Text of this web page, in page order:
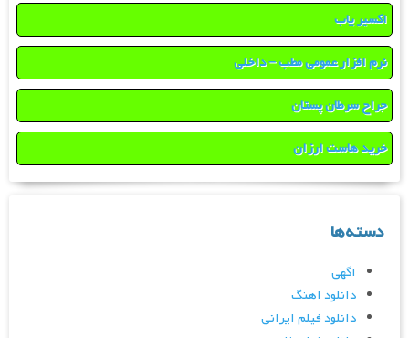
اکسیر یاب
نرم افزار عمومی مطب – داخلی
جراح سرطان پستان
خرید هاست ارزان
دسته‌ها
اگهی
دانلود اهنگ
دانلود فیلم ایرانی